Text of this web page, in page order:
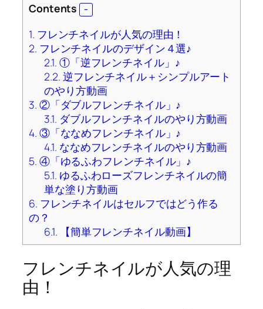
Contents
1. フレンチネイルが人気の理由！
2. フレンチネイルのデザイン４選♪
2.1. ①「逆フレンチネイル」♪
2.2. 逆フレンチネイル＋シンプルアート
のやり方動画
3. ②「ダブルフレンチネイル」♪
3.1. ダブルフレンチネイルのやり方動画
4. ③「ななめフレンチネイル」♪
4.1. ななめフレンチネイルのやり方動画
5. ④「ゆるふわフレンチネイル」♪
5.1. ゆるふわローズフレンチネイルの簡
単な塗り方動画
6. フレンチネイルはセルフではどう作る
の？
6.1. 【簡単フレンチネイル動画】
フレンチネイルが人気の理
由！